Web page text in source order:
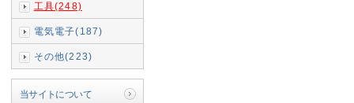
工具(248)
電気電子(187)
その他(223)
当サイトについて